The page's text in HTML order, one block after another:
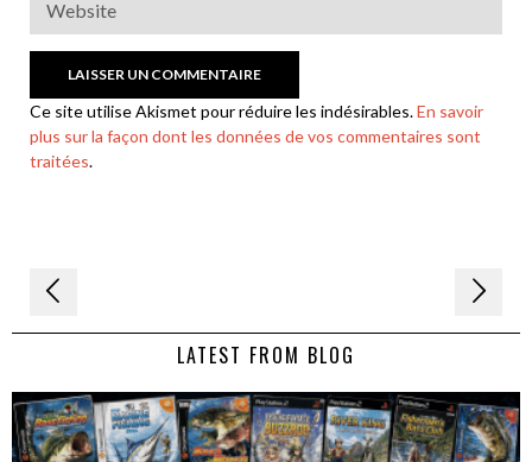
Ce site utilise Akismet pour réduire les indésirables.En savoir
plus sur la façon dont les données de vos commentaires sont
traitées.
Navigation
de LATEST FROM BLOG